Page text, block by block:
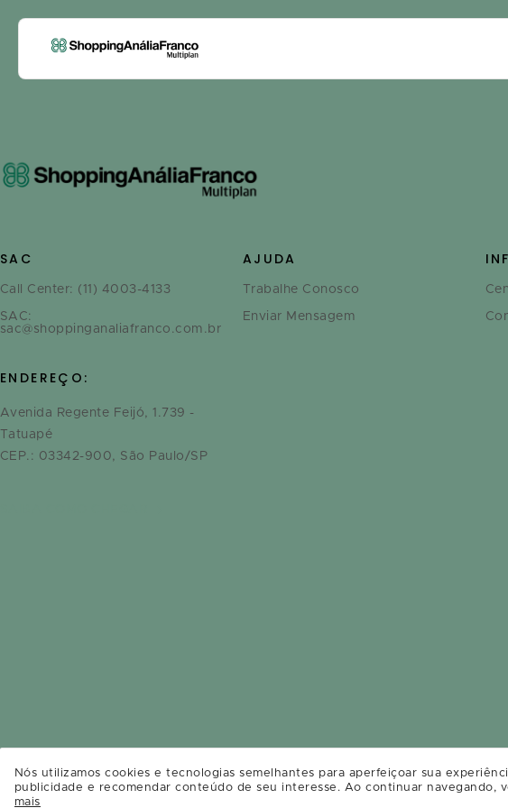
SAC
Call Center: (11) 4003-4133
SAC:
sac@shoppinganaliafranco.com.br
ENDEREÇO:
Avenida Regente Feijó, 1.739 -
Tatuapé
CEP.: 03342-900, São Paulo/SP
AJUDA
Trabalhe Conosco
Enviar Mensagem
Nós utilizamos cookies e tecnologias semelhantes para aperfeiçoar sua
publicidade e recomendar conteúdo de seu interesse. Ao continuar navegando,
mais